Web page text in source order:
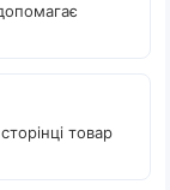
товар